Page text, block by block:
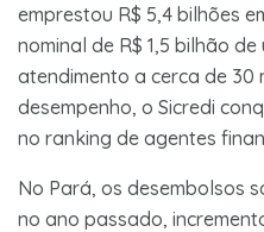
emprestou R$ 5,4 bilhões
nominal de R$ 1,5 bilhão
atendimento a cerca de 30
desempenho, o Sicredi
no ranking de agentes
No Pará, os desembolsos
no ano passado,